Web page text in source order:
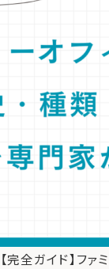
【完全ガイド】フ